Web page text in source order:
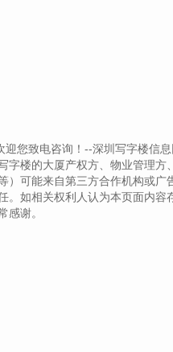
您致电咨询！--深圳写字楼信
楼的大厦产权方、物业管理
可能来自第三方合作机构或广
如相关权利人认为本页面内
感谢。